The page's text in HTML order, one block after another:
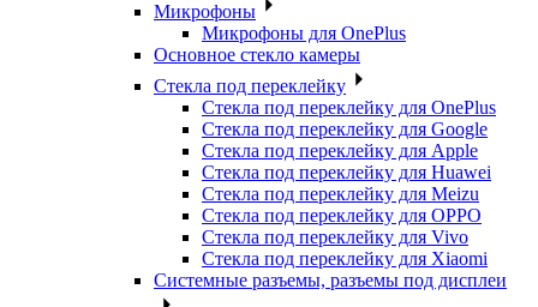
Микрофоны
Микрофоны для OnePlus
Основное стекло камеры
Стекла под переклейку
Стекла под переклейку для OnePlus
Стекла под переклейку для Google
Стекла под переклейку для Apple
Стекла под переклейку для Huawei
Стекла под переклейку для Meizu
Стекла под переклейку для OPPO
Стекла под переклейку для Vivo
Стекла под переклейку для Xiaomi
Системные разъемы, разъемы под дисплеи